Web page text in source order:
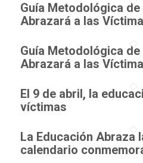
Guía Metodológica de
Abrazará a las
Guía Metodológica de
Abrazará a las
El 9 de abril, la
víctimas
La Educación Abraza
calendario